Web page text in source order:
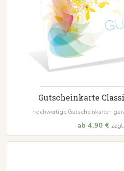
Gutscheinkarte
hochwertige Gutscheinkarten
ab 4,90 €